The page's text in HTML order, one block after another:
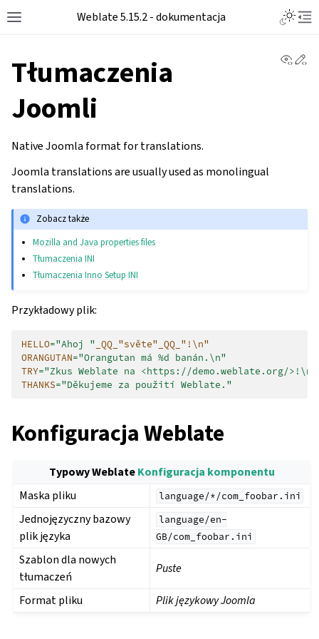
Weblate 5.15.2 - dokumentacja
Tłumaczenia
Joomli
Native Joomla format for translations.
Joomla translations are usually used as monolingual
translations.
Zobacz także
Mozilla and Java properties files
Tłumaczenia INI
Tłumaczenia Inno Setup INI
Przykładowy plik:
HELLO="Ahoj " _QQ_"světe"_QQ_"!\n"
ORANGUTAN="Orangutan má %d banán.\n"
TRY="Zkus Weblate na <https://demo.weblate.org/>!\n"
THANKS="Děkujeme za použití Weblate."
Konfiguracja Weblate
Typowy WeblateKonfiguracja komponentu
Maska pliku
language/*/com_foobar.ini
Jednojęzyczny bazowy
plik języka
language/en-
GB/com_foobar.ini
Szablon dla nowych
tłumaczeń
Puste
Format pliku Plik językowy Joomla